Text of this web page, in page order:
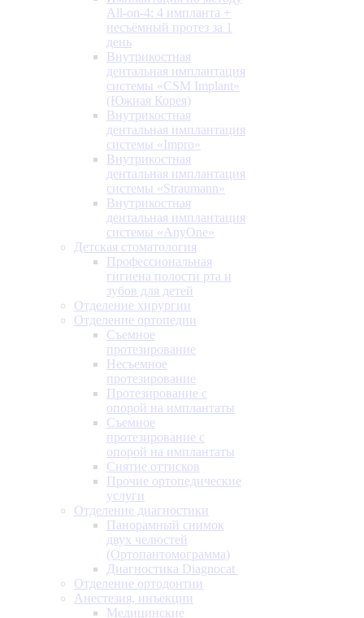
All-on-4: 4 импланта +
несъёмный протез за 1
день
Внутрикостная
дентальная имплантация
системы «CSM Implant»
(Южная Корея)
Внутрикостная
дентальная имплантация
системы «Impro»
Внутрикостная
дентальная имплантация
системы «Straumann»
Внутрикостная
дентальная имплантация
системы «AnyOne»
Детская стоматология
Профессиональная
гигиена полости рта и
зубов для детей
Отделение хирургии
Отделение ортопедии
Съемное
протезирование
Несъемное
протезирование
Протезирование с
опорой на имплантаты
Съемное
протезирование с
опорой на имплантаты
Снятие оттисков
Прочие ортопедические
услуги
Отделение диагностики
Панорамный снимок
двух челюстей
(Ортопантомограмма)
Диагностика Diagnocat
Отделение ортодонтии
Анестезия, инъекции
Медицинские